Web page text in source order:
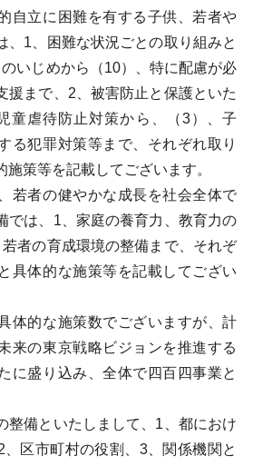
立に困難を有する子供、若者や
、1、困難な状況ごとの取り組みと
いじめから（10）、特に配慮が必
援まで、2、被害防止と保護といた
童虐待防止対策から、（3）、子
る犯罪対策等まで、それぞれ取り
策等を記載してございます。
者の健やかな成長を社会全体で
では、1、家庭の養育力、教育力の
者の育成環境の整備まで、それぞ
具体的な施策等を記載してござい
体的な施策数でございますが、計
来の東京戦略ビジョンを推進する
に盛り込み、全体で四百四事業と
備といたしまして、1、都におけ
区市町村の役割、3、関係機関と